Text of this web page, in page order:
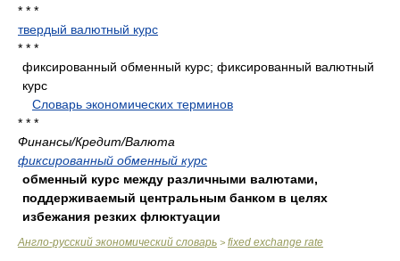
* * *
твердый валютный курс
* * *
фиксированный обменный курс; фиксированный валютный
курс
Словарь экономических терминов
* * *
Финансы/Кредит/Валюта
фиксированный обменный курс
обменный курс между различными валютами,
поддерживаемый центральным банком в целях
избежания резких флюктуации
Англо-русский экономический словарь > fixed exchange rate